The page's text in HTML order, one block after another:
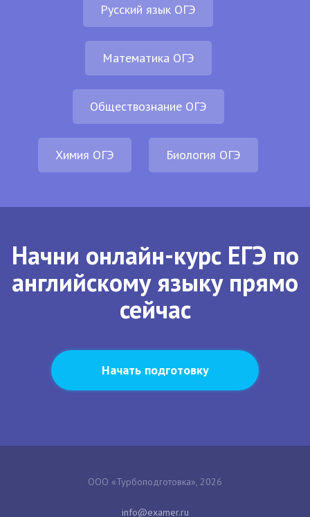
Русский язык ОГЭ
Математика ОГЭ
Обществознание ОГЭ
Химия ОГЭ Биология ОГЭ
Начни онлайн-курс ЕГЭ по
английскому языку прямо
сейчас
Начать подготовку
ООО «Турбоподготовка», 2026